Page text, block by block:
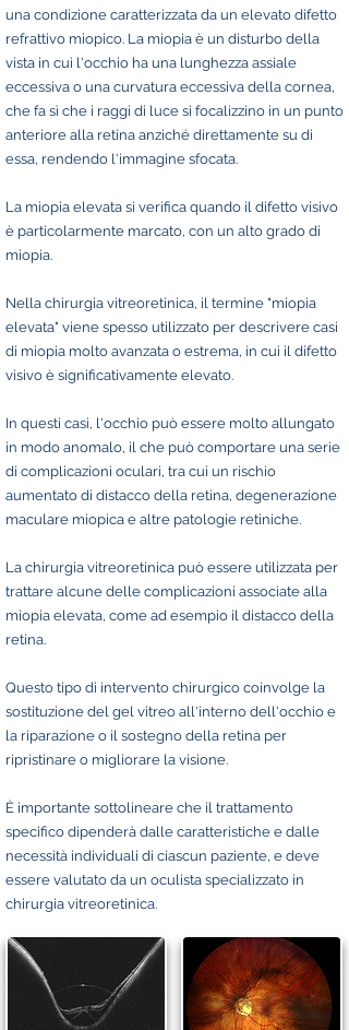
una condizione caratterizzata da un elevato difetto
refrattivo miopico. La miopia è un disturbo della
vista in cui l'occhio ha una lunghezza assiale
eccessiva o una curvatura eccessiva della cornea,
che fa sì che i raggi di luce si focalizzino in un punto
anteriore alla retina anziché direttamente su di
essa, rendendo l'immagine sfocata.
La miopia elevata si verifica quando il difetto visivo
è particolarmente marcato, con un alto grado di
miopia.
Nella chirurgia vitreoretinica, il termine "miopia
elevata" viene spesso utilizzato per descrivere casi
di miopia molto avanzata o estrema, in cui il difetto
visivo è significativamente elevato.
In questi casi, l'occhio può essere molto allungato
in modo anomalo, il che può comportare una serie
di complicazioni oculari, tra cui un rischio
aumentato di distacco della retina, degenerazione
maculare miopica e altre patologie retiniche.
La chirurgia vitreoretinica può essere utilizzata per
trattare alcune delle complicazioni associate alla
miopia elevata, come ad esempio il distacco della
retina.
Questo tipo di intervento chirurgico coinvolge la
sostituzione del gel vitreo all'interno dell'occhio e
la riparazione o il sostegno della retina per
ripristinare o migliorare la visione.
È importante sottolineare che il trattamento
specifico dipenderà dalle caratteristiche e dalle
necessità individuali di ciascun paziente, e deve
essere valutato da un oculista specializzato in
chirurgia vitreoretinica.